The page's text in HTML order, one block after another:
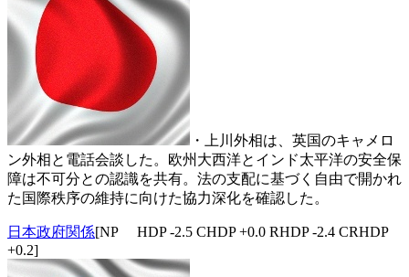
・上川外相は、英国のキャメロ
ン外相と電話会談した。欧州大西洋とインド太平洋の安全保
障は不可分との認識を共有。法の支配に基づく自由で開かれ
た国際秩序の維持に向けた協力深化を確認した。
日本政府関係[NP HDP -2.5 CHDP +0.0 RHDP -2.4 CRHDP
+0.2]